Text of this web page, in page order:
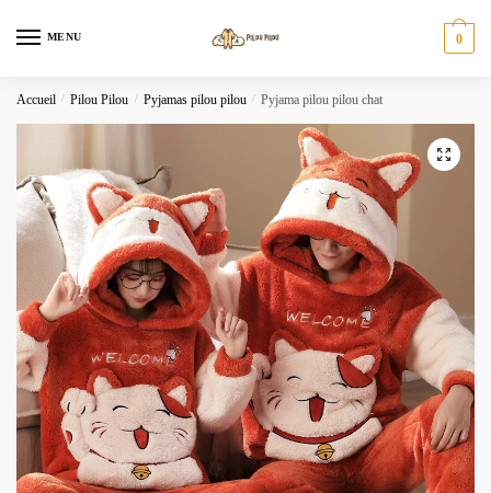
MENU 0
Accueil / Pilou Pilou / Pyjamas pilou pilou / Pyjama pilou pilou chat